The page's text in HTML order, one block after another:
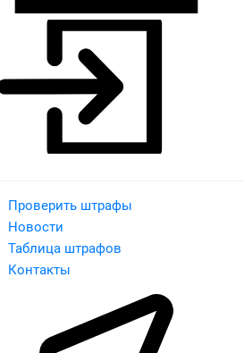
Проверить штрафы
Новости
Таблица штрафов
Контакты